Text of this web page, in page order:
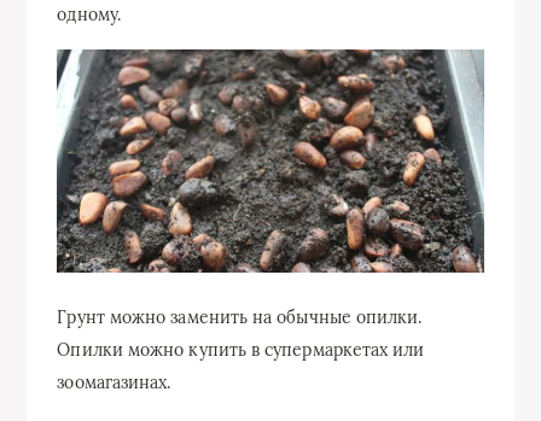
одному.
Грунт можно заменить на обычные опилки.
Опилки можно купить в супермаркетах или
зоомагазинах.